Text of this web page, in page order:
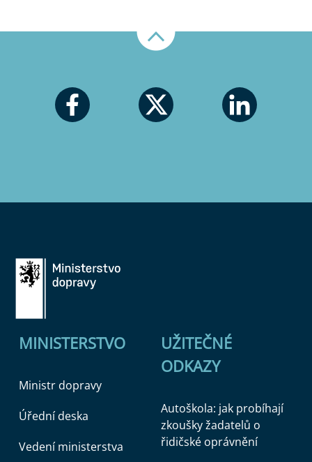
MINISTERSTVO
Ministr dopravy
Úřední deska
Vedení ministerstva
UŽITEČNÉ
ODKAZY
Autoškola: jak probíhají
zkoušky žadatelů o
řidičské oprávnění